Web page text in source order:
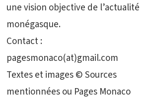
une vision objective de l’actualité
monégasque.
Contact :
pagesmonaco(at)gmail.com
Textes et images © Sources
mentionnées ou Pages Monaco